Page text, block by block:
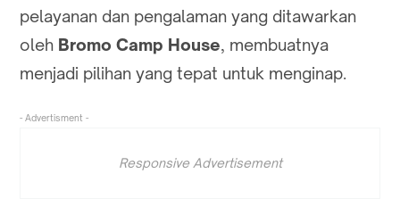
pelayanan dan pengalaman yang ditawarkan
oleh Bromo Camp House, membuatnya
menjadi pilihan yang tepat untuk menginap.
- Advertisment -
Responsive Advertisement